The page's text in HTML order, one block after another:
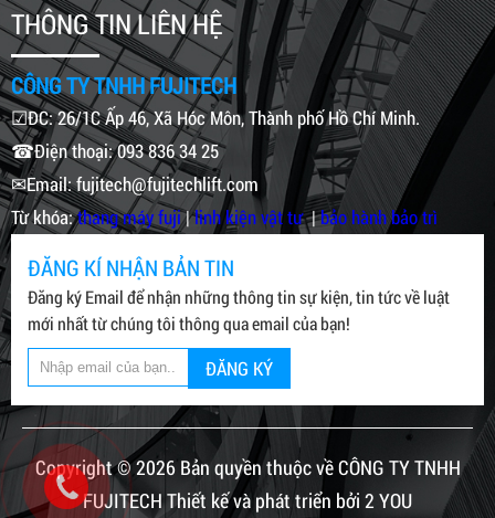
THÔNG TIN LIÊN HỆ
CÔNG TY TNHH FUJITECH
☑ĐC: 26/1C Ấp 46, Xã Hóc Môn, Thành phố Hồ Chí Minh.
☎Điện thoại: 093 836 34 25
✉Email: fujitech@fujitechlift.com
Từ khóa:thang máy fuji|linh kiện vật tư|bảo hành bảo trì
ĐĂNG KÍ NHẬN BẢN TIN
Đăng ký Email để nhận những thông tin sự kiện, tin tức về luật
mới nhất từ chúng tôi thông qua email của bạn!
ĐĂNG KÝ
Copyright © 2026 Bản quyền thuộc về CÔNG TY TNHH
FUJITECH Thiết kế và phát triển bởi 2 YOU